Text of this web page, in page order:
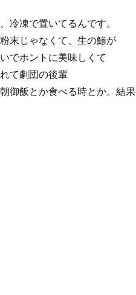
冷凍で置いてるんです。
末じゃなくて、生の鯵が
でホントに美味しくて
て劇団の後輩
御飯とか食べる時とか。結果